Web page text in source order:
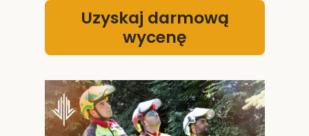
Uzyskaj darmową
wycenę